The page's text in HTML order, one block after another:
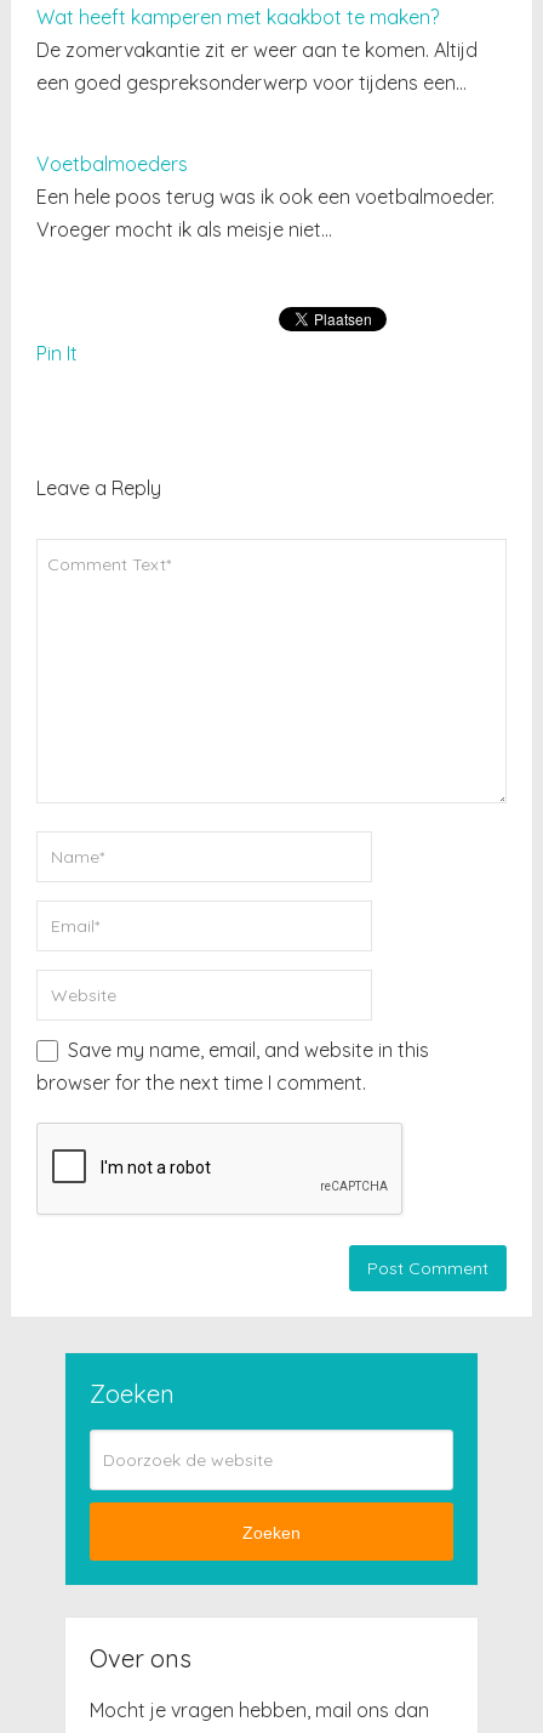
Wat heeft kamperen met kaakbot te maken?
De zomervakantie zit er weer aan te komen. Altijd
een goed gespreksonderwerp voor tijdens een…
Voetbalmoeders
Een hele poos terug was ik ook een voetbalmoeder.
Vroeger mocht ik als meisje niet…
Pin It
Leave a Reply
Save my name, email, and website in this
browser for the next time I comment.
Zoeken
Zoeken
Over ons
Mocht je vragen hebben, mail ons dan